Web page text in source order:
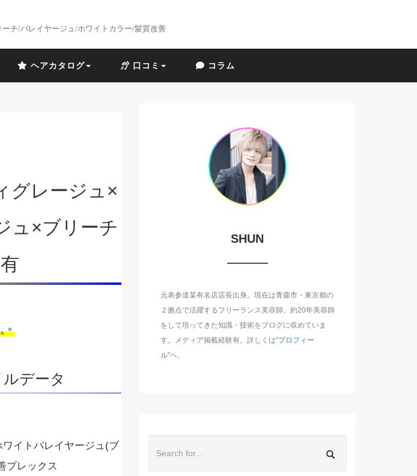
チ/バレイヤージュ/ホワイトカラー/髪質改善
ヘアカタログ 口コミ コラム
グレージュ×
ュ×ブリーチ
＊
データ
イトバレイヤージュ(ブ
プレックス
SHUN
元表参道某有名店店長出身。現在は青森市・東京都の
２拠点で活躍するフリーランス美容師。約20年美容師
をして培ってきた知識・技術をブログに収めていま
す。メディア掲載経験有。詳しくは"プロフィー
ル"へ。